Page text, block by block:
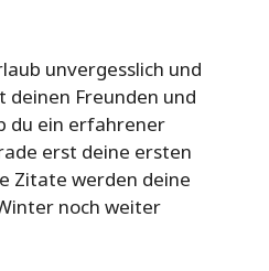
unvergesslich und
deinen Freunden und
du ein erfahrener
erst deine ersten
Zitate werden deine
noch weiter